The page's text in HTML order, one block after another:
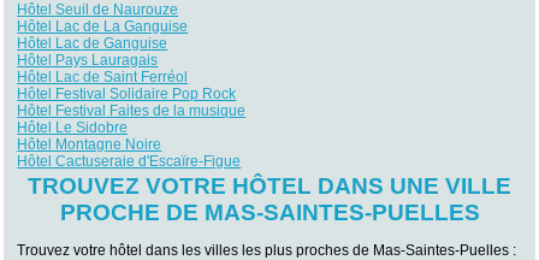
Hôtel Seuil de Naurouze
Hôtel Lac de La Ganguise
Hôtel Lac de Ganguise
Hôtel Pays Lauragais
Hôtel Lac de Saint Ferréol
Hôtel Festival Solidaire Pop Rock
Hôtel Festival Faites de la musique
Hôtel Le Sidobre
Hôtel Montagne Noire
Hôtel Cactuseraie d'Escaïre-Figue
TROUVEZ VOTRE HÔTEL DANS UNE VILLE
PROCHE DE MAS-SAINTES-PUELLES
Trouvez votre hôtel dans les villes les plus proches de Mas-Saintes-Puelles :